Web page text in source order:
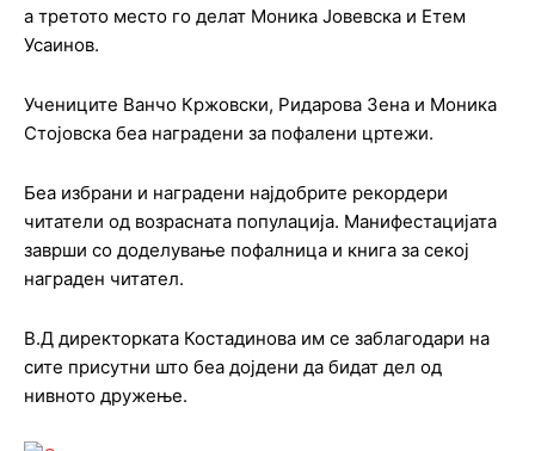
а третото место го делат Моника Јовевска и Етем
Усаинов.
Учениците Ванчо Кржовски, Ридарова Зена и Моника
Стојовска беа наградени за пофалени цртежи.
Беа избрани и наградени најдобрите рекордери
читатели од возрасната популација. Манифестацијата
заврши со доделување пофалница и книга за секој
награден читател.
В.Д директорката Костадинова им се заблагодари на
сите присутни што беа дојдени да бидат дел од
нивното дружење.